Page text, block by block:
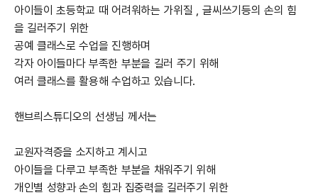
아이들이 초등학교 때 어려워하는 가위질 , 글씨쓰기등의 손의 힘
을 길러주기 위한
공예 클래스로 수업을 진행하며
각자 아이들마다 부족한 부분을 길러 주기 위해
여러 클래스를 활용해 수업하고 있습니다.
핸브릐스튜디오의 선생님 께서는​
교원자격증을 소지하고 계시고
아이들을 다루고 부족한 부분을 채워주기 위해
개인별 성향과 손의 힘과 집중력을 길러주기 위한